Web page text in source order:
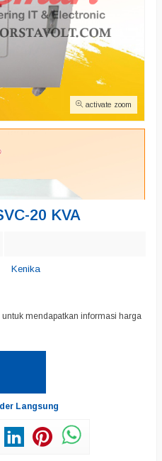
activate zoom
20 KVA
Kenika
mendapatkan informasi harga
Langsung